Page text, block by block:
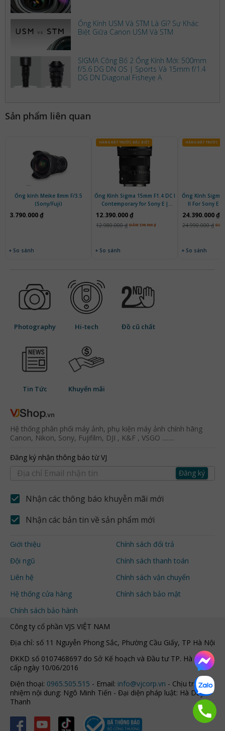
Ống Kính USM Và STM Là Gì? Sự Khác
Biệt Giữa Canon USM Và STM
SIGMA Công Bố 2 Ống Kính Mới: 500mm
f/5.6 DG DN OS | Sports Và 15mm f/1.4
DG DN Diagonal Fisheye A
Sản phẩm liên quan
Ống kính Meike 8mm F/3.5
(Sony/Fuji)
3.790.000 ₫
+ So sánh
Ống Kính Sigma 15mm F1.4 DC I
Contemporary for Sony E |
Chính Hãng
12.390.000 ₫
12.980.000 ₫ GIẢM 590.000 ₫
+ So sánh
HÀNG ĐẶT TRƯỚC ĐẶC BIỆT
Ống Kính Sigma
II For Sony E
24.390.000 ₫
24.990.000 ₫
+ So sánh
HÀNG ĐẶT TRƯỚC
Photography Hi-tech Đồ cũ chất
Tin Tức Khuyến mãi
Hệ thống phân phối máy ảnh, phụ kiện máy ảnh chính hãng
Canon, Nikon, Sony, Fujifilm, DJI , K&F , VSGO ........
Đăng ký nhận thông báo từ VJ
Đăng ký
Nhận các thông báo khuyễn mãi mới
Nhận các bản tin về sản phẩm mới
Giới thiệu
Đội ngũ
Liên hệ
Hệ thống cửa hàng
Chính sách bảo hành
Chính sách đổi trả
Chính sách thanh toán
Chính sách vận chuyển
Chính sách bảo mật
Công ty cổ phần VJS VIỆT NAM
Địa chỉ: số 11 Nguyễn Phong Sắc, Phường Cầu Giấy, TP Hà Nội
ĐKKD số 0107468697 do Sở Kế hoạch và Đầu tư TP. Hà Nội
cấp ngày 10/06/2016
Điện thoại: 0965.505.515 - Email: info@vjcorp.vn - Chịu trách
nhiệm nội dung: Ngô Minh Tiến - Đại diện pháp luật: Hà Duy
Thanh